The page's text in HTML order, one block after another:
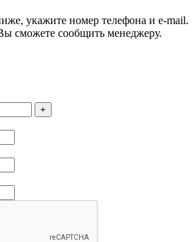
укажите номер телефона и e-mail.
сможете сообщить менеджеру.
+